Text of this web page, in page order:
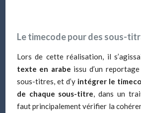
Le timecode pour des sous-
Lors de cette réalisation, il
texte en arabe issu d’un
sous-titres, et d’y intégrer le
de chaque sous-titre, dans un
faut principalement vérifier la